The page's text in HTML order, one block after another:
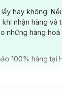
hay không.
nhận hàng và
những hàng
100% hàng tại